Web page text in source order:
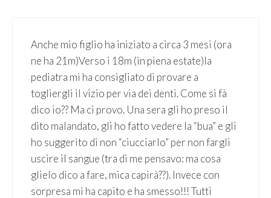
Anche mio figlio ha iniziato a circa 3 mesi (ora
ne ha 21m)Verso i 18m (in piena estate)la
pediatra mi ha consigliato di provare a
togliergli il vizio per via dei denti. Come si fà
dico io?? Ma ci provo. Una sera gli ho preso il
dito malandato, gli ho fatto vedere la “bua” e gli
ho suggerito di non “ciucciarlo” per non fargli
uscire il sangue (tra di me pensavo: ma cosa
glielo dico a fare, mica capirà??). Invece con
sorpresa mi ha capito e ha smesso!!! Tutti